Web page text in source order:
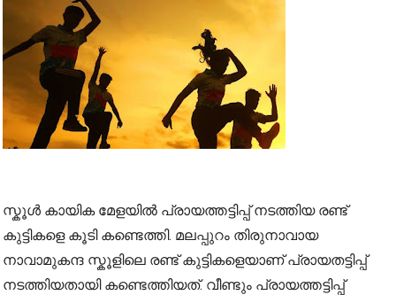
സ്കൂൾ കായിക മേളയിൽ പ്രായത്തട്ടിപ്പ് നടത്തിയ രണ്ട്
കുട്ടികളെ കൂടി കണ്ടെത്തി. മലപ്പുറം തിരുനാവായ
നാവാമുകന്ദ സ്കൂളിലെ രണ്ട് കുട്ടികളെയാണ് പ്രായതട്ടിപ്പ്
നടത്തിയതായി കണ്ടെത്തിയത്. വീണ്ടും പ്രായത്തട്ടിപ്പ്